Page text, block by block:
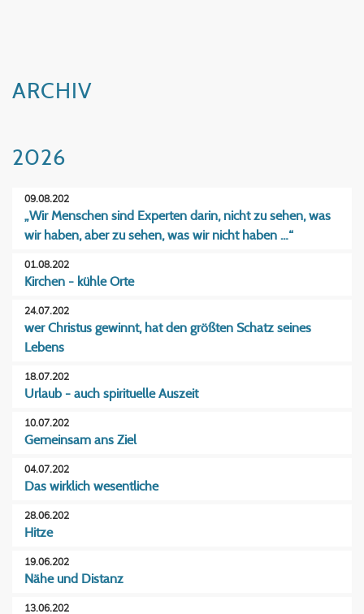
ARCHIV
2026
09.08.202
„Wir Menschen sind Experten darin, nicht zu sehen, was
wir haben, aber zu sehen, was wir nicht haben …“
01.08.202
Kirchen - kühle Orte
24.07.202
wer Christus gewinnt, hat den größten Schatz seines
Lebens
18.07.202
Urlaub - auch spirituelle Auszeit
10.07.202
Gemeinsam ans Ziel
04.07.202
Das wirklich wesentliche
28.06.202
Hitze
19.06.202
Nähe und Distanz
13.06.202